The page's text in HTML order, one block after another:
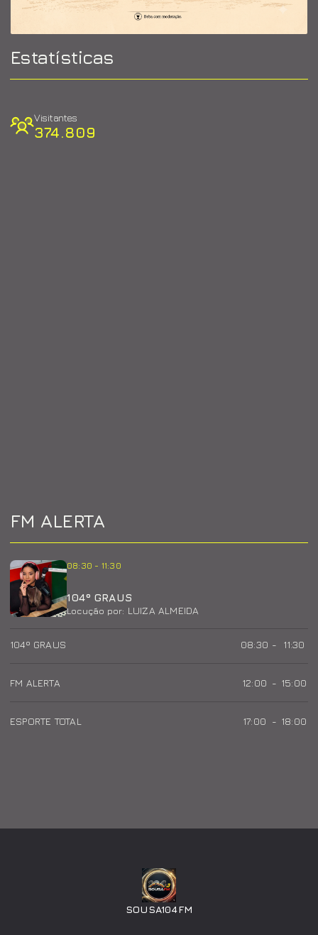
Estatísticas
Visitantes
374.809
FM ALERTA
08:30 - 11:30
104º GRAUS
Locução por: LUIZA ALMEIDA
104º GRAUS 08:30 - 11:30
FM ALERTA 12:00 - 15:00
ESPORTE TOTAL 17:00 - 18:00
SOUSA104FM